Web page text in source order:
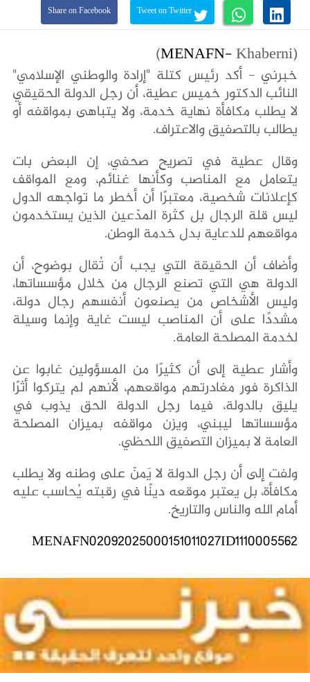
Share on Facebook
(
MENAFN- Khaberni)
خبرني - أكد رئيس كتلة "إرادة والوطني الإسلامي"
النائب الدكتور خميس عطية، أن رجل الدولة الحقيقي
لا يطلب مكافأة نهاية خدمة، ولا يتباهى بمواقفه أو
يطالب بالتصفيق والاعتراف.
وقال عطية في تصريح صحفي، إن البعض بات
يتعامل مع المناصب وكأنها غنائم، ومع المواقف
كإعلانات شخصية، معتبرًا أن أخطر ما تواجهه الدول
ليس قلة الرجال بل كثرة المدّعين الذين يستخدمون
مواقعهم للدعاية بدل خدمة الوطن.
وأضاف أن الحقيقة التي يجب أن تُقال بوضوح، أن
الدولة هي التي تصنع الرجال من خلال مؤسساتها،
وليس الأشخاص من يصنعون أنفسهم رجال دولة،
مشددًا على أن المناصب ليست غاية وإنما وسيلة
لخدمة المصلحة العامة.
وأشار عطية إلى أن كثيرًا من المسؤولين غابوا عن
الذاكرة فور مغادرتهم مواقعهم، لأنهم لم يتركوا أثرًا
يليق بالدولة، فيما رجل الدولة الحق يذوب في
مؤسساتها ليبني، ويزن مواقفه بميزان المصلحة
العامة لا بميزان التصفيق اللحظي.
ولفت إلى أن رجل الدولة لا يَمنّ على وطنه ولا يطلب
مكافأة، بل يعتبر موقعه دينًا في رقبته يُحاسب عليه
أمام الله والناس والتاريخ.
MENAFN02092025000151011027ID1110005562